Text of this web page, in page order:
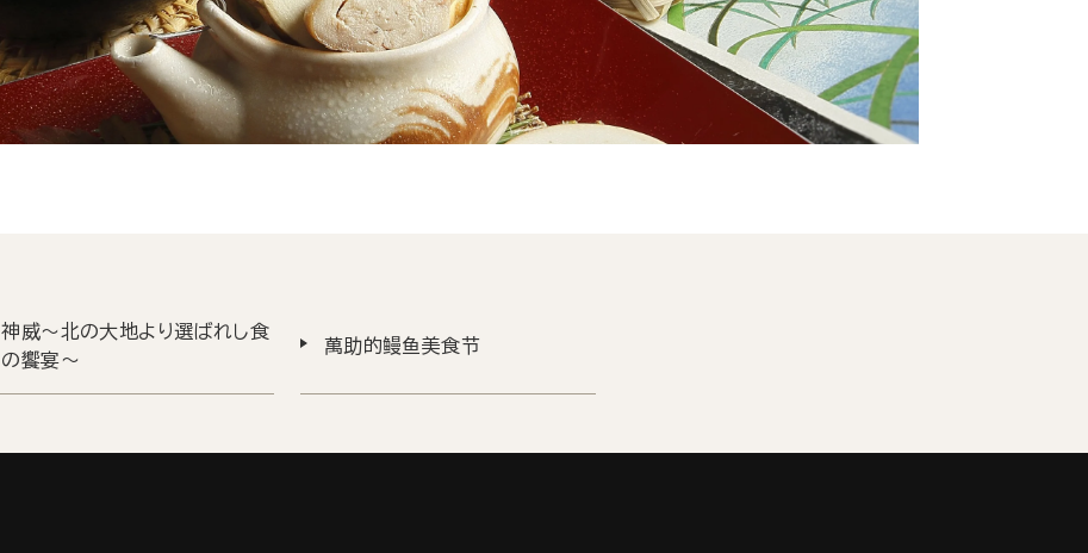
神威～北の大地より選ばれし食
の饗宴～
萬助的鳗鱼美食节